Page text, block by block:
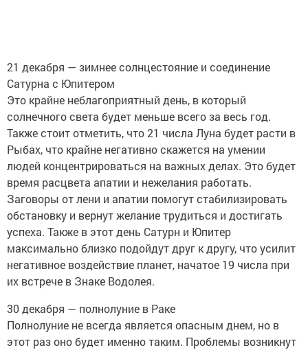
21 декабря — зимнее солнцестояние и соединение
Сатурна с Юпитером
Это крайне неблагоприятный день, в который
солнечного света будет меньше всего за весь год.
Также стоит отметить, что 21 числа Луна будет расти в
Рыбах, что крайне негативно скажется на умении
людей концентрироваться на важных делах. Это будет
время расцвета апатии и нежелания работать.
Заговоры от лени и апатии помогут стабилизировать
обстановку и вернут желание трудиться и достигать
успеха. Также в этот день Сатурн и Юпитер
максимально близко подойдут друг к другу, что усилит
негативное воздействие планет, начатое 19 числа при
их встрече в Знаке Водолея.
30 декабря — полнолуние в Раке
Полнолуние не всегда является опасным днем, но в
этот раз оно будет именно таким. Проблемы возникнут